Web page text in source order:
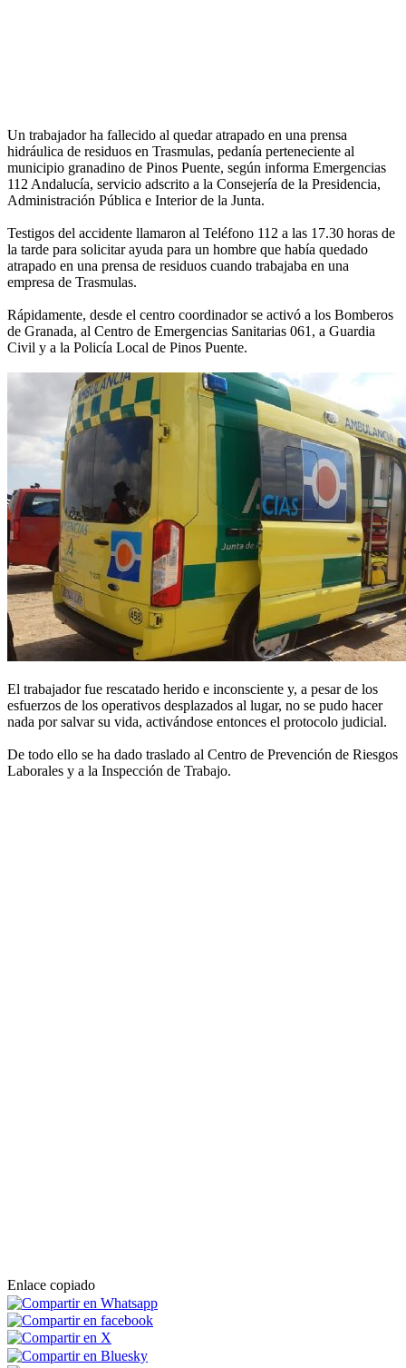
Un trabajador ha fallecido al quedar atrapado en una prensa
hidráulica de residuos en Trasmulas, pedanía perteneciente al
municipio granadino de Pinos Puente, según informa Emergencias
112 Andalucía, servicio adscrito a la Consejería de la Presidencia,
Administración Pública e Interior de la Junta.
Testigos del accidente llamaron al Teléfono 112 a las 17.30 horas de
la tarde para solicitar ayuda para un hombre que había quedado
atrapado en una prensa de residuos cuando trabajaba en una
empresa de Trasmulas.
Rápidamente, desde el centro coordinador se activó a los Bomberos
de Granada, al Centro de Emergencias Sanitarias 061, a Guardia
Civil y a la Policía Local de Pinos Puente.
El trabajador fue rescatado herido e inconsciente y, a pesar de los
esfuerzos de los operativos desplazados al lugar, no se pudo hacer
nada por salvar su vida, activándose entonces el protocolo judicial.
De todo ello se ha dado traslado al Centro de Prevención de Riesgos
Laborales y a la Inspección de Trabajo.
Enlace copiado